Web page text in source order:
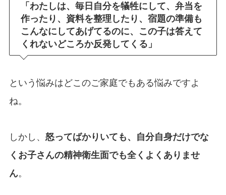
「わたしは、毎日自分を犠牲にして、弁当を
作ったり、資料を整理したり、宿題の準備も
こんなにしてあげてるのに、この子は答えて
くれないどころか反発してくる」
という悩みはどこのご家庭でもある悩みですよ
ね。
しかし、 怒ってばかりいても、自分自身だけでな
くお子さんの精神衛生面でも全くよくありませ
ん。